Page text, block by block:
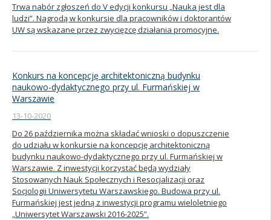
Trwa nabór zgłoszeń do V edycji konkursu „Nauka jest dla
ludzi”. Nagrodą w konkursie dla pracowników i doktorantów
UW są wskazane przez zwycięzcę działania promocyjne.
Konkurs na koncepcję architektoniczną budynku
naukowo-dydaktycznego przy ul. Furmańskiej w
Warszawie
13-10-2020
Do 26 października można składać wnioski o dopuszczenie
do udziału w konkursie na koncepcję architektoniczną
budynku naukowo-dydaktycznego przy ul. Furmańskiej w
Warszawie. Z inwestycji korzystać będą wydziały
Stosowanych Nauk Społecznych i Resocjalizacji oraz
Socjologii Uniwersytetu Warszawskiego. Budowa przy ul.
Furmańskiej jest jedną z inwestycji programu wieloletniego
„Uniwersytet Warszawski 2016-2025”.